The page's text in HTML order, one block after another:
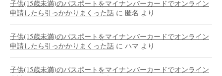
子供(15歳未満)のパスポートをマイナンバーカードでオンライン
申請したら引っかかりまくった話 に 匿名 より
子供(15歳未満)のパスポートをマイナンバーカードでオンライン
申請したら引っかかりまくった話 に ハマ より
子供(15歳未満)のパスポートをマイナンバーカードでオンライン